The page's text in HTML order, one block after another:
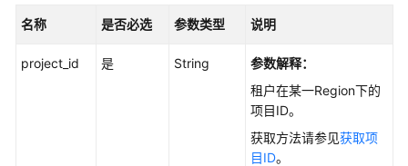
开
指
名称 是否必选 参数类型 说明
project_id 是 String
参数解释：
租户在某一Region下的
项目ID。
获取方法请参见获取项
目ID。